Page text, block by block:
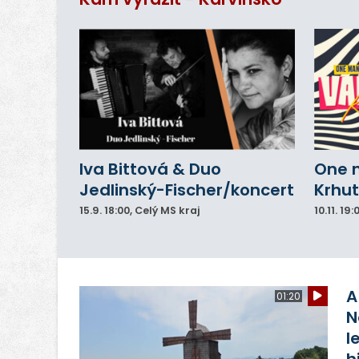
Iva Bittová & Duo
Jedlinský-Fischer/koncert
15.9.18:00, Celý MS kraj
One
Krhut
10.11.
01:20